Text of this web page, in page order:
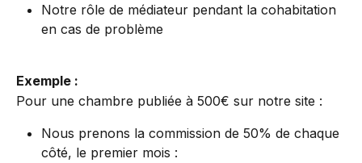
Notre rôle de médiateur pendant la cohabitation
en cas de problème
Exemple :
Pour une chambre publiée à 500€ sur notre site :
Nous prenons la commission de 50% de chaque
côté, le premier mois :